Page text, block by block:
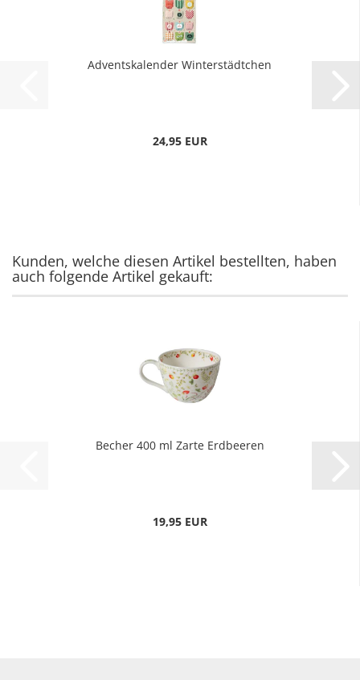
Adventskalender Winterstädtchen
24,95 EUR
Kunden, welche diesen Artikel bestellten, haben
auch folgende Artikel gekauft:
Becher 400 ml Zarte Erdbeeren
19,95 EUR